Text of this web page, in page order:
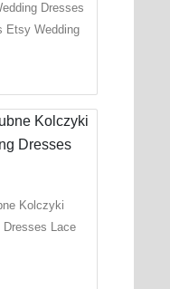
Dresses
Etsy Wedding
Kolczyki
Dresses Lace